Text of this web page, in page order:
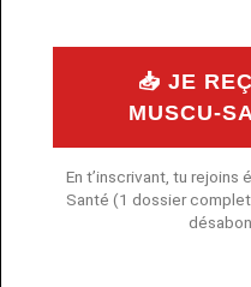
📥 JE
MUSCU-
En t’inscrivant, tu
Santé (1 dossier